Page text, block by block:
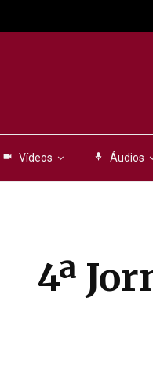
videocam Vídeos mic Áudios
4ª